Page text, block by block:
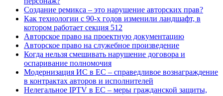
Создание ремикса – это нарушение авторских прав?
Как технологии с 90-х годов изменили ландшафт, в
котором работает секция 512
Авторское право на проектную документацию
Авторское право на служебное произведение
Когда нельзя смешивать нарушение договора и
оспаривание полномочия
Модернизация ИС в ЕС – справедливое вознаграждение
в контрактах авторов и исполнителей
Нелегальное IPTV в ЕС – меры гражданской защиты,